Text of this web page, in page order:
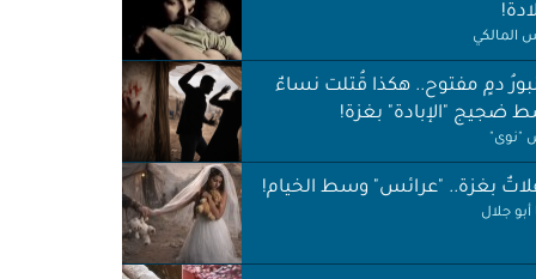
المالكي
دمٍ مفتوح.. هكذا قُتلت نساءٌ
ضجيج "الإبادة" بغزة!
"نوى"
بغزة.. "عرائس" وسط الخيام!
جلال